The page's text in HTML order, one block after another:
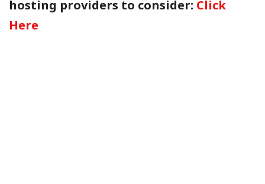
hosting providers to consider: Click
Here